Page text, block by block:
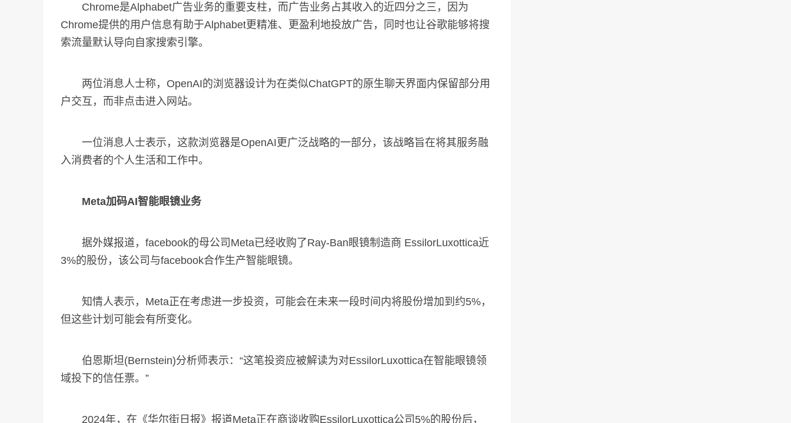
Chrome是Alphabet广告业务的重要支柱，而广告业务占其收入的近四分之三，因为
Chrome提供的用户信息有助于Alphabet更精准、更盈利地投放广告，同时也让谷歌能够将搜
索流量默认导向自家搜索引擎。
两位消息人士称，OpenAI的浏览器设计为在类似ChatGPT的原生聊天界面内保留部分用
户交互，而非点击进入网站。
一位消息人士表示，这款浏览器是OpenAI更广泛战略的一部分，该战略旨在将其服务融
入消费者的个人生活和工作中。
Meta加码AI智能眼镜业务
据外媒报道，facebook的母公司Meta已经收购了Ray-Ban眼镜制造商 EssilorLuxottica近
3%的股份，该公司与facebook合作生产智能眼镜。
知情人表示，Meta正在考虑进一步投资，可能会在未来一段时间内将股份增加到约5%，
但这些计划可能会有所变化。
伯恩斯坦(Bernstein)分析师表示：“这笔投资应被解读为对EssilorLuxottica在智能眼镜领
域投下的信任票。”
2024年，在《华尔街日报》报道Meta正在商谈收购EssilorLuxottica公司5%的股份后，